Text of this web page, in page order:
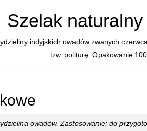
Szelak
indyjskich owadów zwanych
tzw. politurę. Opakowanie
owadów. Zastosowanie: do